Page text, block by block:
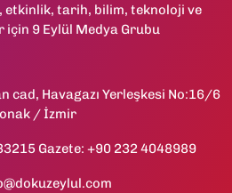
etkinlik, tarih, bilim, teknoloji ve
için 9 Eylül Medya Grubu
cad, Havagazı Yerleşkesi No:16/6
/ İzmir
Gazete: +90 232 4048989